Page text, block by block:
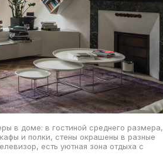
в доме: в гостиной среднего размера,
и полки, стены окрашены в разные
есть уютная зона отдыха с